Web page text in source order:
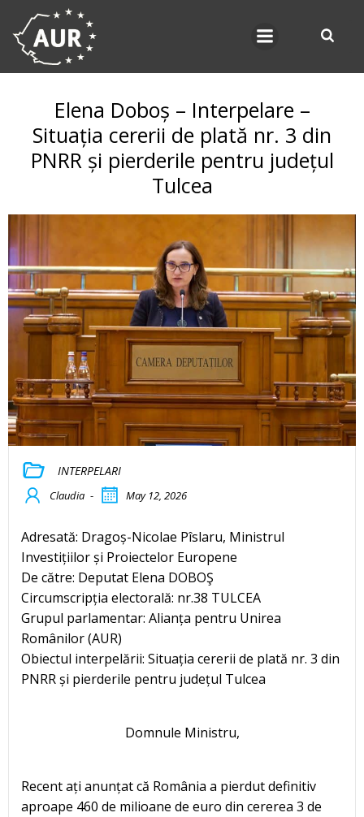
Elena Doboș – Interpelare –
Situația cererii de plată nr. 3 din
PNRR și pierderile pentru județul
Tulcea
INTERPELARI
Claudia - May 12, 2026
Adresată: Dragoș-Nicolae Pîslaru, Ministrul
Investițiilor și Proiectelor Europene
De către: Deputat Elena DOBOŞ
Circumscripția electorală: nr.38 TULCEA
Grupul parlamentar: Alianța pentru Unirea
Românilor (AUR)
Obiectul interpelării: Situația cererii de plată nr. 3 din
PNRR și pierderile pentru județul Tulcea
Domnule Ministru,
Recent ați anunțat că România a pierdut definitiv
aproape 460 de milioane de euro din cererea 3 de